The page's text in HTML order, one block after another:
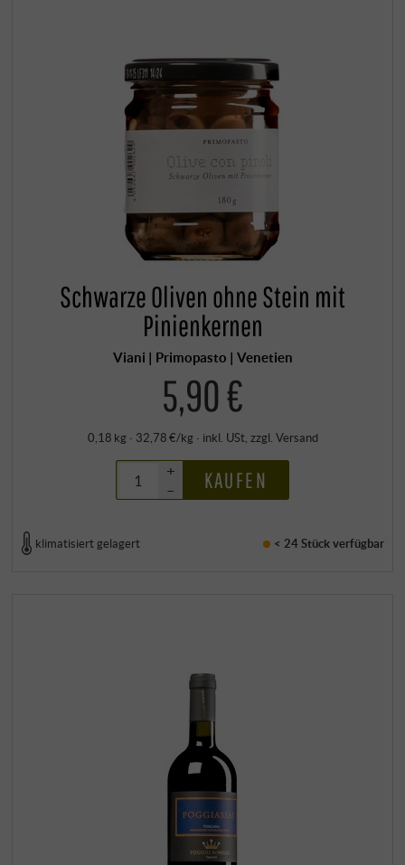
Schwarze Oliven ohne Stein mit
Pinienkernen
Viani | Primopasto | Venetien
5,90 €
0,18 kg · 32,78 €/kg· inkl. USt, zzgl. Versand
+
–
KAUFEN
klimatisiert gelagert < 24 Stückverfügbar